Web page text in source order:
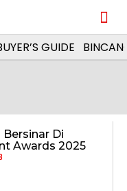
GUIDE
Di
Awards 2025